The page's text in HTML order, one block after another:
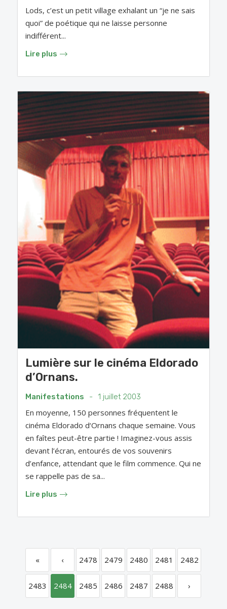
Lods, c’est un petit village exhalant un “je ne sais
quoi” de poétique qui ne laisse personne
indifférent...
Lire plus
Lumière sur le cinéma Eldorado
d’Ornans.
Manifestations - 1 juillet 2003
En moyenne, 150 personnes fréquentent le
cinéma Eldorado d‘Ornans chaque semaine. Vous
en faîtes peut-être partie ! Imaginez-vous assis
devant l’écran, entourés de vos souvenirs
d’enfance, attendant que le film commence. Qui ne
se rappelle pas de sa...
Lire plus
« ‹ 2478 2479 2480 2481 2482
2483 2484 2485 2486 2487 2488 ›